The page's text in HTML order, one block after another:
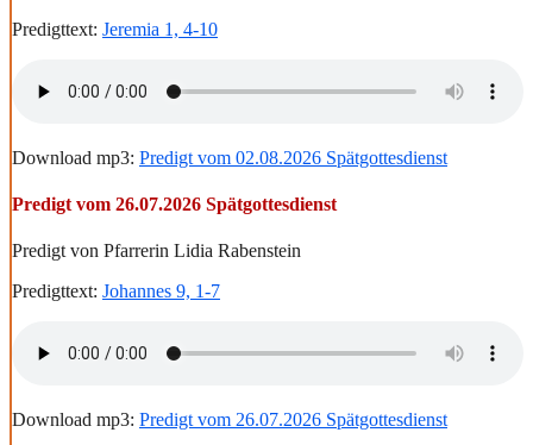
Predigttext: Jeremia 1, 4-10
Download mp3: Predigt vom 02.08.2026 Spätgottesdienst
Predigt vom 26.07.2026 Spätgottesdienst
Predigt von Pfarrerin Lidia Rabenstein
Predigttext: Johannes 9, 1-7
Download mp3: Predigt vom 26.07.2026 Spätgottesdienst